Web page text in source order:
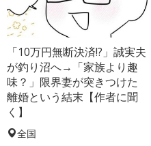
「10万円無断決済!?」誠実夫
が釣り沼へ→「家族より趣
味？」限界妻が突きつけた
離婚という結末【作者に聞
く】
全国